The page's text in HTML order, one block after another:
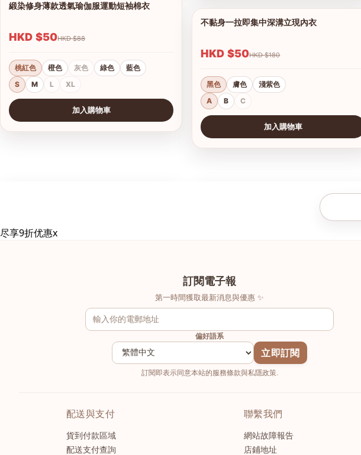
緞染修身薄款透氣瑜伽服運動短袖棉衣
HKD $50 HKD $88
桃紅色 橙色 灰色 綠色
藍色
S
M L XL
加入購物車
不黏身一拉即集中深溝立現內衣
HKD $50 HKD $180
黑色 膚色
淺紫色
A
B C
加入購物車
尽享9折优惠x
訂閱電子報
第一時間獲取最新消息與優惠 ✨
偏好語系
立即訂閱
訂閱即表示同意本站的服務條款與私隱政策.
配送與支付
貨到付款區域
配送支付查詢
聯繫我們
網站故障報告
店鋪地址